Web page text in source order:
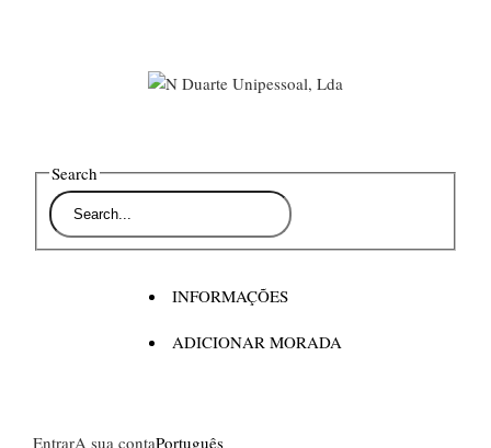
Search
INFORMAÇÕES
ADICIONAR MORADA
EntrarA sua contaPortuguês